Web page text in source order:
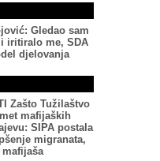
Gledao sam
iritiralo me, SDA
djelovanja
Zašto Tužilaštvo
mafijaških
SIPA postala
migranata,